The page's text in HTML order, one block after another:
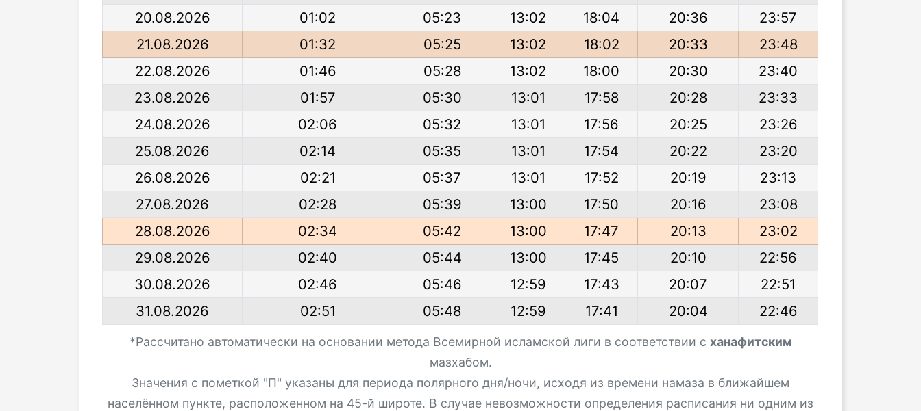
20.08.2026
01:02 05:23 13:02 18:04 20:36
23:57
21.08.2026
01:32 05:25 13:02 18:02 20:33
23:48
22.08.2026
01:46 05:28 13:02 18:00 20:30
23:40
23.08.2026
01:57 05:30 13:01 17:58 20:28
23:33
24.08.2026
02:06 05:32 13:01 17:56 20:25
23:26
25.08.2026
02:14 05:35 13:01 17:54 20:22
23:20
26.08.2026
02:21 05:37 13:01 17:52 20:19
23:13
27.08.2026
02:28 05:39 13:00 17:50 20:16
23:08
28.08.2026
02:34 05:42 13:00 17:47 20:13
23:02
29.08.2026
02:40 05:44 13:00 17:45 20:10
22:56
30.08.2026
02:46 05:46 12:59 17:43 20:07
22:51
31.08.2026
02:51 05:48 12:59 17:41 20:04 22:46
*Рассчитано автоматически на основании метода Всемирной исламской лиги в соответствии с ханафитским
мазхабом.
Значения с пометкой "П" указаны для периода полярного дня/ночи, исходя из времени намаза в ближайшем
населённом пункте, расположенном на 45-й широте. В случае невозможности определения расписания ни одним из